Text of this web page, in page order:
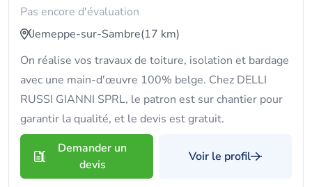
Pas encore d'évaluation
Jemeppe-sur-Sambre(17 km)
On réalise vos travaux de toiture, isolation et bardage
avec une main-d'œuvre 100% belge. Chez DELLI
RUSSI GIANNI SPRL, le patron est sur chantier pour
garantir la qualité, et le devis est gratuit.
Demander un
devis
Voir le profil